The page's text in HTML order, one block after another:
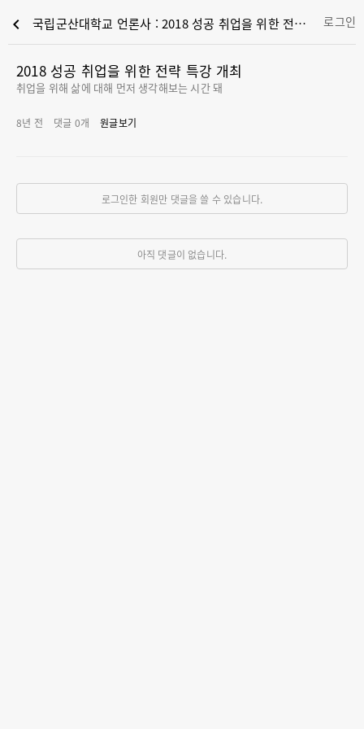
chevron_left 국립군산대학교 언론사 : 2018 성공 취업을 위한 전략 특강 개최 로그인
2018 성공 취업을 위한 전략 특강 개최
취업을 위해 삶에 대해 먼저 생각해보는 시간 돼
8년 전 댓글 0개 원글보기
로그인한 회원만 댓글을 쓸 수 있습니다.
아직 댓글이 없습니다.